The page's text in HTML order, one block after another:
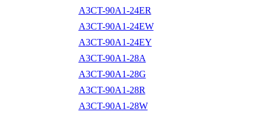
A3CT-90A1-24ER
A3CT-90A1-24EW
A3CT-90A1-24EY
A3CT-90A1-28A
A3CT-90A1-28G
A3CT-90A1-28R
A3CT-90A1-28W